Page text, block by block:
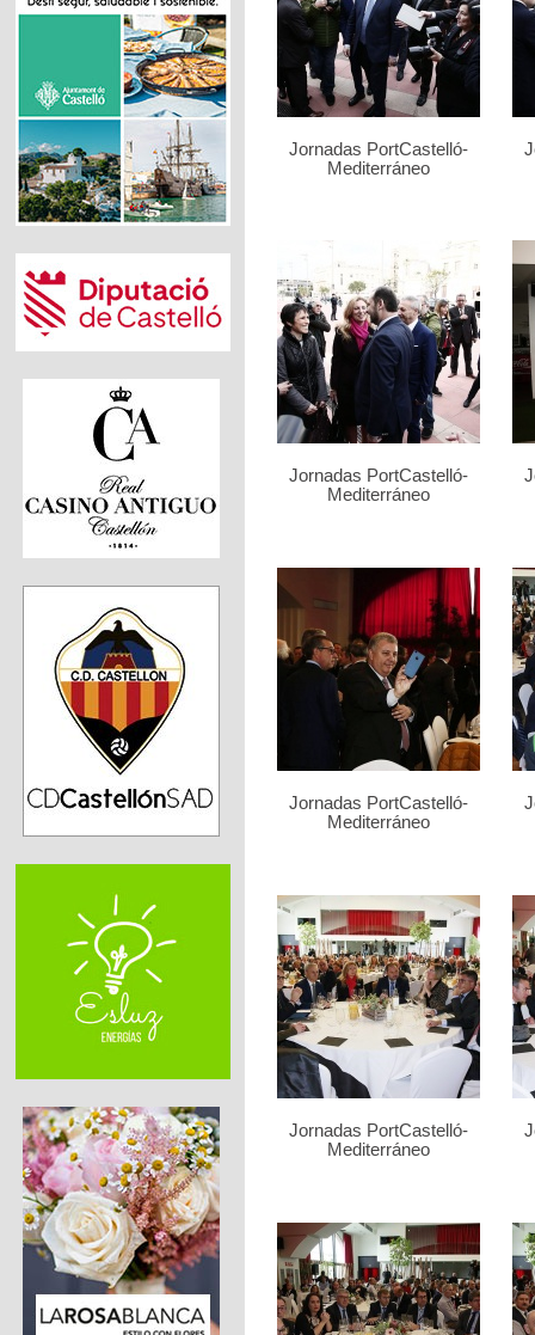
Jornadas PortCastelló-
Mediterráneo
Jornadas PortCastelló-
Mediterráneo
Jornadas PortCastelló-
Mediterráneo
Jornadas PortCastelló-
Mediterráneo